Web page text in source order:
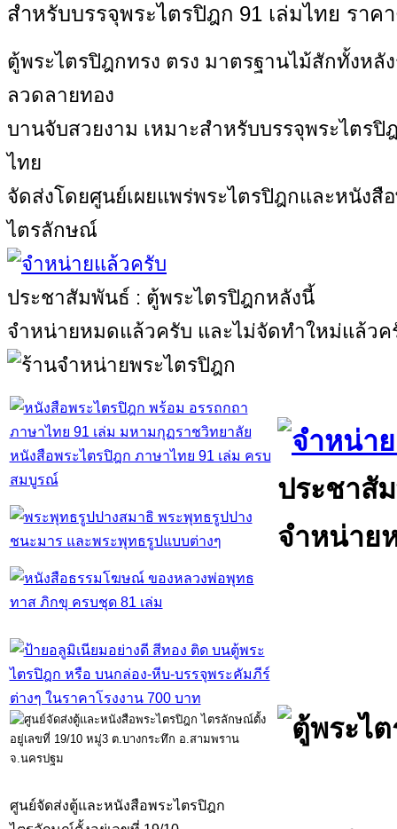
สำหรับบรรจุพระไตรปิฎก 91 เล่มไทย ราค
ตู้พระไตรปิฎกทรง ตรง มาตรฐานไม้สักทั้งหลั
ลวดลายทอง
บานจับสวยงาม เหมาะสำหรับบรรจุพระไตรปิ
ไทย
จัดส่งโดยศูนย์เผยแพร่พระไตรปิฎกและหนังสื
ไตรลักษณ์
ประชาสัมพันธ์ : ตู้พระไตรปิฎกหลังนี้
จำหน่ายหมดแล้วครับ และไม่จัดทำใหม่แล้วค
หนังสือพระไตรปิฎก ภาษาไทย 91 เล่ม ครบ
สมบูรณ์
ศูนย์จัดส่งตู้และหนังสือพระไตรปิฎก
ประชาสั
จำหน่าย